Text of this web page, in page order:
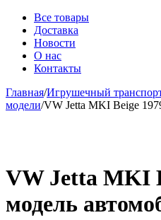
Все товары
Доставка
Новости
О нас
Контакты
Главная/Игрушечный
модели/VW Jetta MKI Beige
VW Jetta MKI
модель